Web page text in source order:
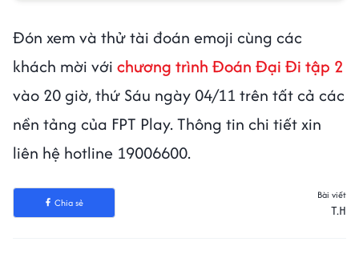
Đón xem và thử tài đoán emoji cùng các
khách mời với chương trình Đoán Đại Đi tập 2
vào 20 giờ, thứ Sáu ngày 04/11 trên tất cả các
nền tảng của FPT Play. Thông tin chi tiết xin
liên hệ hotline 19006600.
Chia sẻ
Bài viết
T.H